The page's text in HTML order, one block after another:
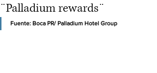
¨Palladium rewards¨
Fuente: Boca PR/ Palladium Hotel Group